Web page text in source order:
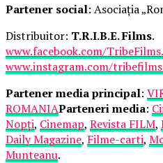
Partener social: Asociația
Distribuitor: T.R.I.B.E. Films.
www.facebook.com/
www.instagram.com/
Partener media principal:
ROMANIAParteneri media:
Nopți, Cinemap, Revista FILM,
Daily Magazine, Filme-carti,
Munteanu.